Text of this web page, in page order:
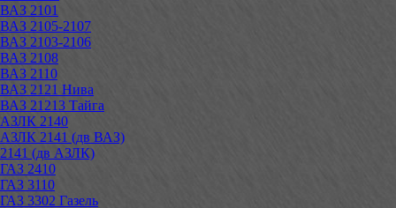
ВАЗ 2101
ВАЗ 2105-2107
ВАЗ 2103-2106
ВАЗ 2108
ВАЗ 2110
ВАЗ 2121 Нива
ВАЗ 21213 Тайга
АЗЛК 2140
АЗЛК 2141 (дв ВАЗ)
2141 (дв АЗЛК)
ГАЗ 2410
ГАЗ 3110
ГАЗ 3302 Газель